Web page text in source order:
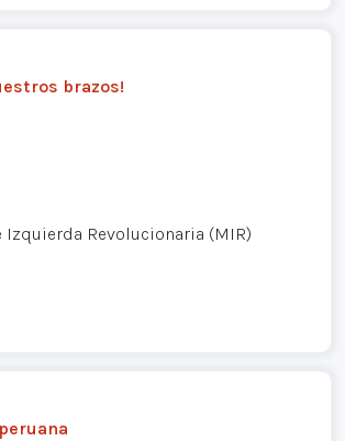
brazos!
Revolucionaria (MIR)